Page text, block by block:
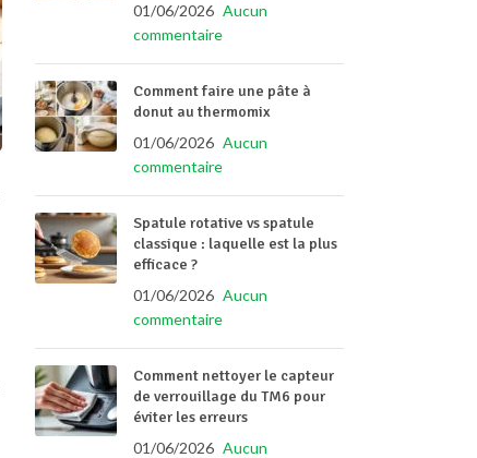
01/06/2026 Aucun
commentaire
Comment faire une pâte à
donut au thermomix
01/06/2026 Aucun
commentaire
Spatule rotative vs spatule
classique : laquelle est la plus
efficace ?
01/06/2026 Aucun
commentaire
Comment nettoyer le capteur
de verrouillage du TM6 pour
éviter les erreurs
01/06/2026 Aucun